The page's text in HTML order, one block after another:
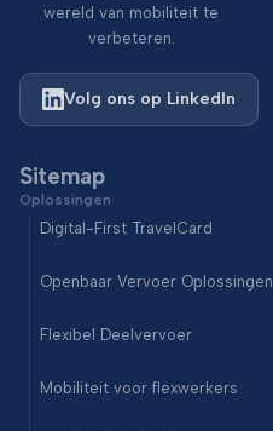
wereld van mobiliteit te
verbeteren.
Volg ons op LinkedIn
Sitemap
Oplossingen
Digital-First TravelCard
Openbaar Vervoer Oplossingen
Flexibel Deelvervoer
Mobiliteit voor flexwerkers